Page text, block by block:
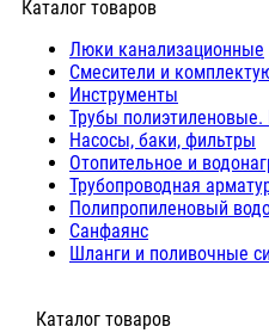
Каталог товаров
Люки канализационные
Cмесители и
Инструменты
Трубы
Насосы, баки, фильтры
Отопительное и
Трубопроводная
Полипропиленовый
Санфаянс
Шланги и поливочные
⠀Каталог товаров